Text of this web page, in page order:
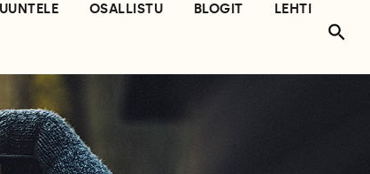
OSALLISTU BLOGIT
LEHTI